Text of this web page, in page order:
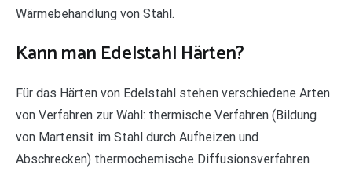
Wärmebehandlung von Stahl.
Kann man Edelstahl Härten?
Für das Härten von Edelstahl stehen verschiedene Arten
von Verfahren zur Wahl: thermische Verfahren (Bildung
von Martensit im Stahl durch Aufheizen und
Abschrecken) thermochemische Diffusionsverfahren